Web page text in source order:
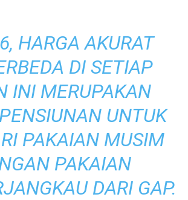
HARGA AKURAT
DI SETIAP
INI MERUPAKAN
UNTUK
PAKAIAN MUSIM
PAKAIAN
DARI GAP.